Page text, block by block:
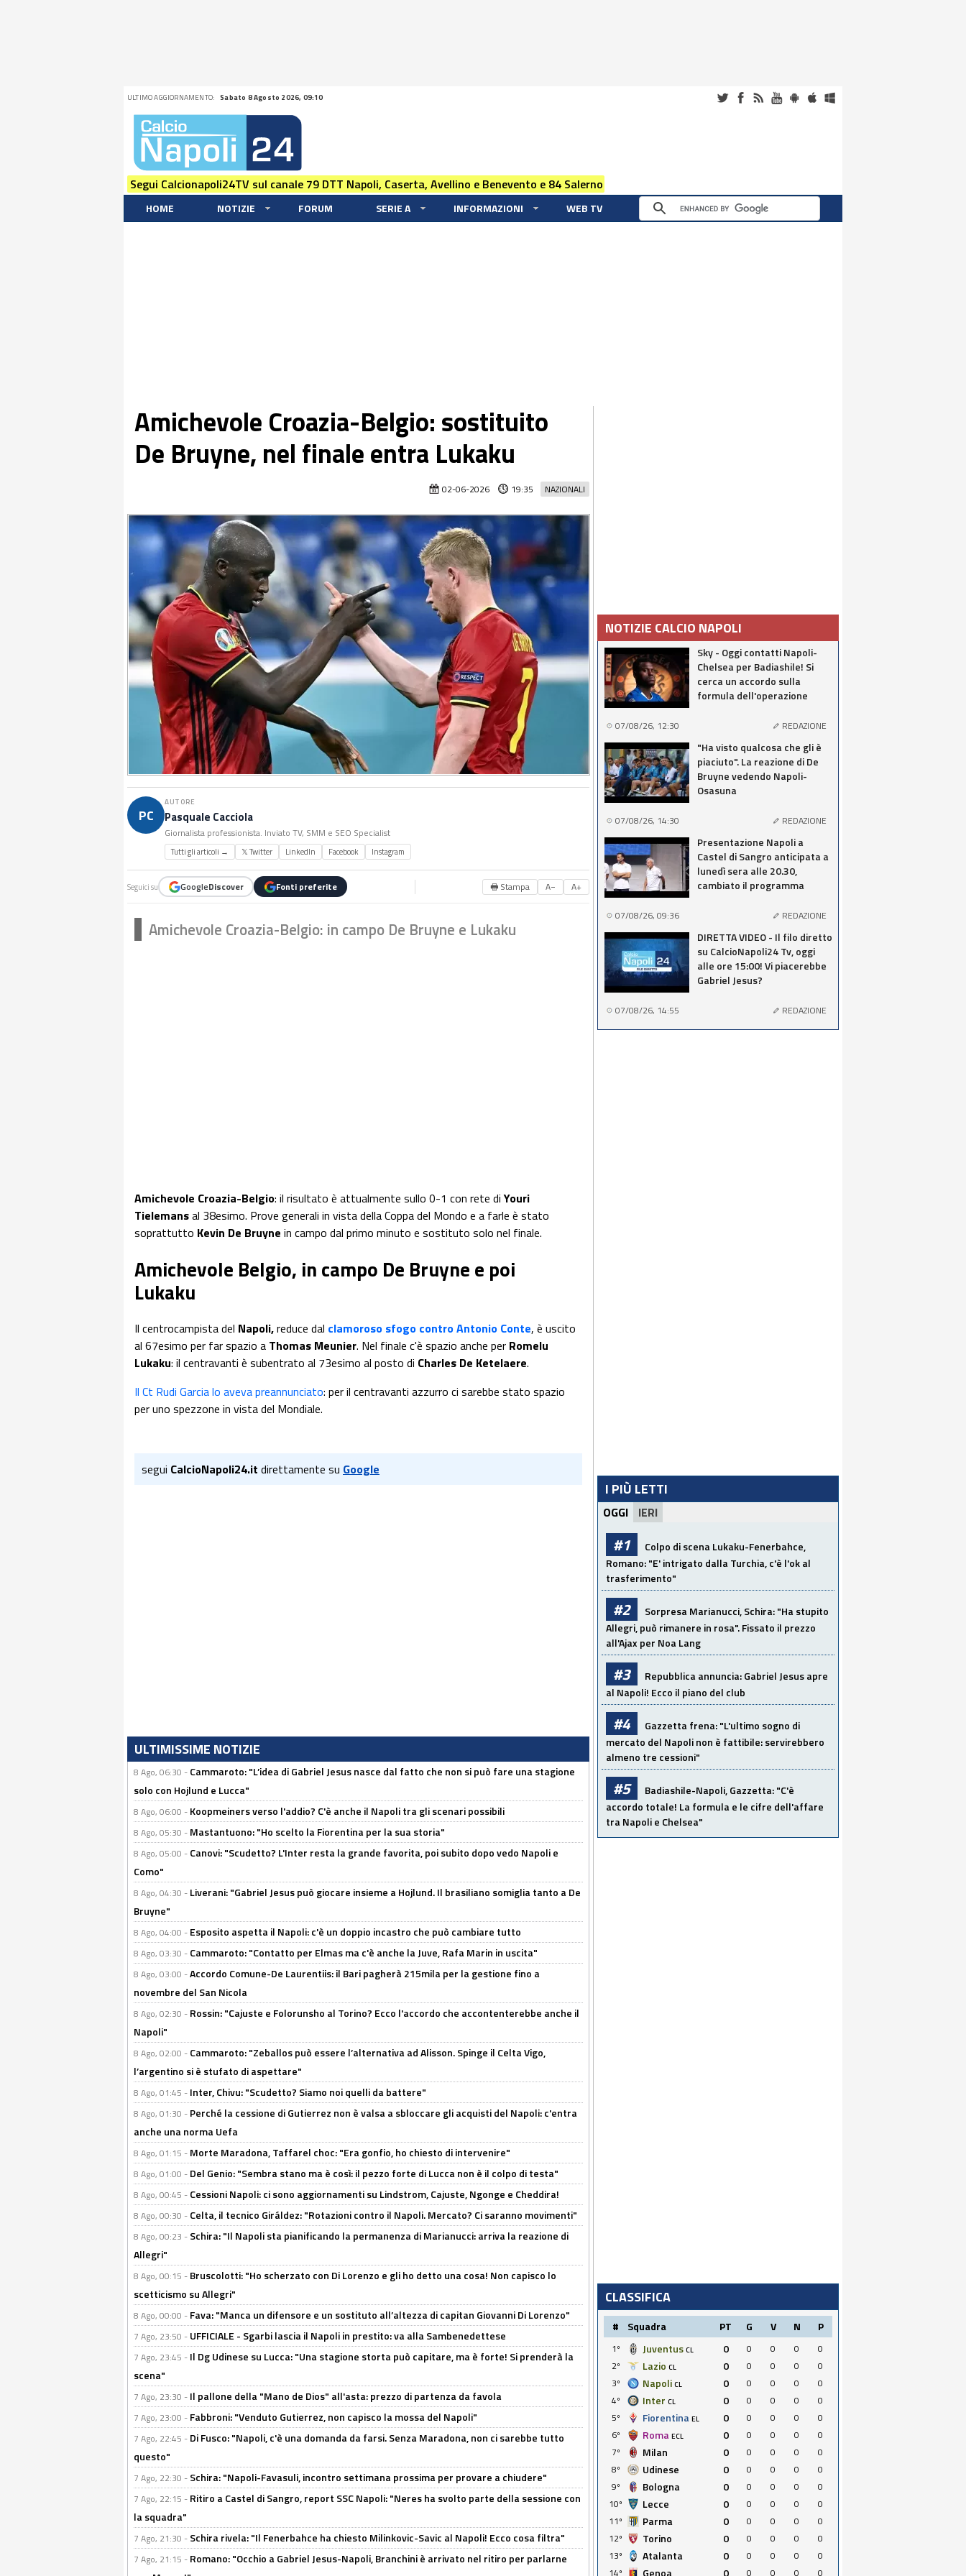
ULTIMO AGGIORNAMENTO: Sabato 8 Agosto 2026, 09:10
Segui Calcionapoli24TV sul canale 79 DTT Napoli, Caserta, Avellino e Benevento e 84 Salerno
HOME NOTIZIE FORUM SERIE A INFORMAZIONI WEB TV
Amichevole Croazia-Belgio: sostituito
De Bruyne, nel finale entra Lukaku
NAZIONALI
02-06-2026 19:35
PC
AUTORE
Pasquale Cacciola
Giornalista professionista. Inviato TV, SMM e SEO Specialist
Tutti gli articoli → 𝕏 Twitter LinkedIn Facebook Instagram
Seguici su GoogleDiscover Fonti preferite 🖶 Stampa A− A+
Amichevole Croazia-Belgio: in campo De Bruyne e Lukaku
Amichevole Croazia-Belgio: il risultato è attualmente sullo 0-1 con rete diYouri
Tielemansal 38esimo. Prove generali in vista della Coppa del Mondo e a farle è stato
soprattutto Kevin De Bruyne in campo dal primo minuto e sostituto solo nel finale.
Amichevole Belgio, in campo De Bruyne e poi
Lukaku
Il centrocampista del Napoli,reduce dal clamoroso sfogo contro Antonio Conte, è uscito
al 67esimo per far spazio a Thomas Meunier. Nel finale c'è spazio anche per Romelu
Lukaku: il centravanti è subentrato al 73esimo al posto di Charles De Ketelaere.
Il Ct Rudi Garcia lo aveva preannunciato: per il centravanti azzurro ci sarebbe stato spazio
per uno spezzone in vista del Mondiale.
segui CalcioNapoli24.it direttamente su Google
ULTIMISSIME NOTIZIE
8 Ago, 06:30 - Cammaroto: "L’idea di Gabriel Jesus nasce dal fatto che non si può fare una stagione
solo con Hojlund e Lucca"
8 Ago, 06:00 - Koopmeiners verso l'addio? C'è anche il Napoli tra gli scenari possibili
8 Ago, 05:30 - Mastantuono: "Ho scelto la Fiorentina per la sua storia"
8 Ago, 05:00 - Canovi: "Scudetto? L'Inter resta la grande favorita, poi subito dopo vedo Napoli e
Como"
8 Ago, 04:30 - Liverani: "Gabriel Jesus può giocare insieme a Hojlund. Il brasiliano somiglia tanto a De
Bruyne"
8 Ago, 04:00 - Esposito aspetta il Napoli: c'è un doppio incastro che può cambiare tutto
8 Ago, 03:30 - Cammaroto: "Contatto per Elmas ma c'è anche la Juve, Rafa Marin in uscita"
8 Ago, 03:00 -Accordo Comune-De Laurentiis: il Bari pagherà 215mila per la gestione fino a
novembre del San Nicola
8 Ago, 02:30 - Rossin: "Cajuste e Folorunsho al Torino? Ecco l'accordo che accontenterebbe anche il
Napoli"
8 Ago, 02:00 - Cammaroto: "Zeballos può essere l’alternativa ad Alisson. Spinge il Celta Vigo,
l’argentino si è stufato di aspettare"
8 Ago, 01:45 - Inter, Chivu: "Scudetto? Siamo noi quelli da battere"
8 Ago, 01:30 - Perché la cessione di Gutierrez non è valsa a sbloccare gli acquisti del Napoli: c'entra
anche una norma Uefa
8 Ago, 01:15 - Morte Maradona, Taffarel choc: "Era gonfio, ho chiesto di intervenire"
8 Ago, 01:00 - Del Genio: "Sembra stano ma è così: il pezzo forte di Lucca non è il colpo di testa"
8 Ago, 00:45 - Cessioni Napoli: ci sono aggiornamenti su Lindstrom, Cajuste, Ngonge e Cheddira!
8 Ago, 00:30 - Celta, il tecnico Giráldez: "Rotazioni contro il Napoli. Mercato? Ci saranno movimenti"
8 Ago, 00:23 - Schira: "Il Napoli sta pianificando la permanenza di Marianucci: arriva la reazione di
Allegri"
8 Ago, 00:15 - Bruscolotti: "Ho scherzato con Di Lorenzo e gli ho detto una cosa! Non capisco lo
scetticismo su Allegri"
8 Ago, 00:00 - Fava: "Manca un difensore e un sostituto all’altezza di capitan Giovanni Di Lorenzo"
7 Ago, 23:50 - UFFICIALE - Sgarbi lascia il Napoli in prestito: va alla Sambenedettese
7 Ago, 23:45 - Il Dg Udinese su Lucca: "Una stagione storta può capitare, ma è forte! Si prenderà la
scena"
7 Ago, 23:30 - Il pallone della "Mano de Dios" all'asta: prezzo di partenza da favola
7 Ago, 23:00 - Fabbroni: "Venduto Gutierrez, non capisco la mossa del Napoli"
7 Ago, 22:45 - Di Fusco: "Napoli, c'è una domanda da farsi. Senza Maradona, non ci sarebbe tutto
questo"
7 Ago, 22:30 - Schira: "Napoli-Favasuli, incontro settimana prossima per provare a chiudere"
7 Ago, 22:15 - Ritiro a Castel di Sangro, report SSC Napoli: "Neres ha svolto parte della sessione con
la squadra"
7 Ago, 21:30 - Schira rivela: "Il Fenerbahce ha chiesto Milinkovic-Savic al Napoli! Ecco cosa filtra"
7 Ago, 21:15 - Romano: "Occhio a Gabriel Jesus-Napoli, Branchini è arrivato nel ritiro per parlarne
NOTIZIE CALCIO NAPOLI
Sky - Oggi contatti Napoli-
Chelsea per Badiashile! Si
cerca un accordo sulla
formula dell'operazione
07/08/26, 12:30 REDAZIONE
"Ha visto qualcosa che gli è
piaciuto". La reazione di De
Bruyne vedendo Napoli-
Osasuna
07/08/26, 14:30 REDAZIONE
Presentazione Napoli a
Castel di Sangro anticipata a
lunedì sera alle 20.30,
cambiato il programma
07/08/26, 09:36 REDAZIONE
DIRETTA VIDEO - Il filo diretto
su CalcioNapoli24 Tv, oggi
alle ore 15:00! Vi piacerebbe
Gabriel Jesus?
07/08/26, 14:55 REDAZIONE
I PIÙ LETTI
OGGI IERI
#1
Colpo di scena Lukaku-Fenerbahce,
Romano: "E' intrigato dalla Turchia, c'è l'ok al
trasferimento"
#2
Sorpresa Marianucci, Schira: "Ha stupito
Allegri, può rimanere in rosa". Fissato il prezzo
all'Ajax per Noa Lang
#3
Repubblica annuncia: Gabriel Jesus apre
al Napoli! Ecco il piano del club
#4
Gazzetta frena: "L'ultimo sogno di
mercato del Napoli non è fattibile: servirebbero
almeno tre cessioni"
#5
Badiashile-Napoli, Gazzetta: "C'è
accordo totale! La formula e le cifre dell'affare
tra Napoli e Chelsea"
CLASSIFICA
# Squadra PT G V N P
1º Juventus CL 0 0 0 0
0
2º
Lazio CL 0 0 0 0
0
3º
Napoli CL 0 0 0 0
0
4º
Inter CL 0 0 0 0
0
5º
Fiorentina EL 0 0 0 0
0
6º
Roma ECL 0 0 0 0
0
7º
Milan 0 0 0 0
0
8º
Udinese 0 0 0 0
0
9º
Bologna 0 0 0 0
0
10º
Lecce 0 0 0 0
0
11º
Parma 0 0 0 0
0
12º
Torino 0 0 0 0
0
13º
Atalanta 0 0 0 0
0
14º
Genoa 0 0 0 0 0